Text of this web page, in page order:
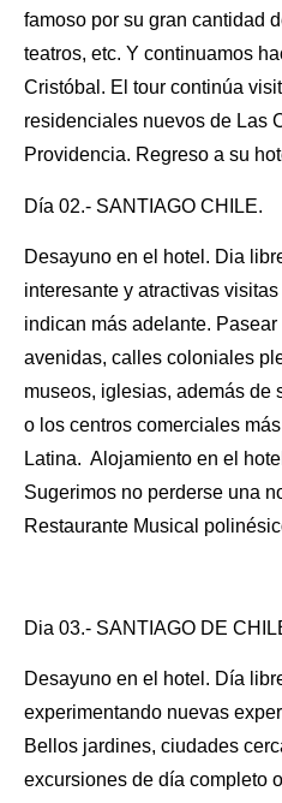
famoso por su gran cantidad
teatros, etc. Y continuamos
Cristóbal. El tour continúa
residenciales nuevos de Las
Providencia. Regreso a su
Día 02.- SANTIAGO CHILE.
Desayuno en el hotel. Dia
interesante y atractivas
indican más adelante.
avenidas, calles coloniales
museos, iglesias, además de
o los centros comerciales
Latina. Alojamiento en el
Sugerimos no perderse una
Restaurante Musical
Dia 03.- SANTIAGO DE
Desayuno en el hotel. Día
experimentando nuevas
Bellos jardines, ciudades
excursiones de día completo